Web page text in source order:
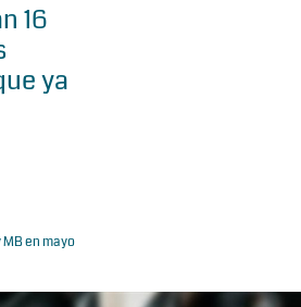
16
ya
en mayo